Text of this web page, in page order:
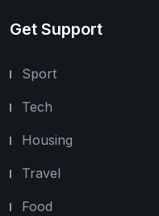
Get Support
Sport
Tech
Housing
Travel
Food